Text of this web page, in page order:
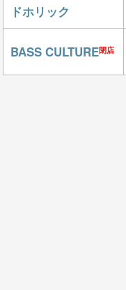
ドホリック
BASS CULTURE閉店